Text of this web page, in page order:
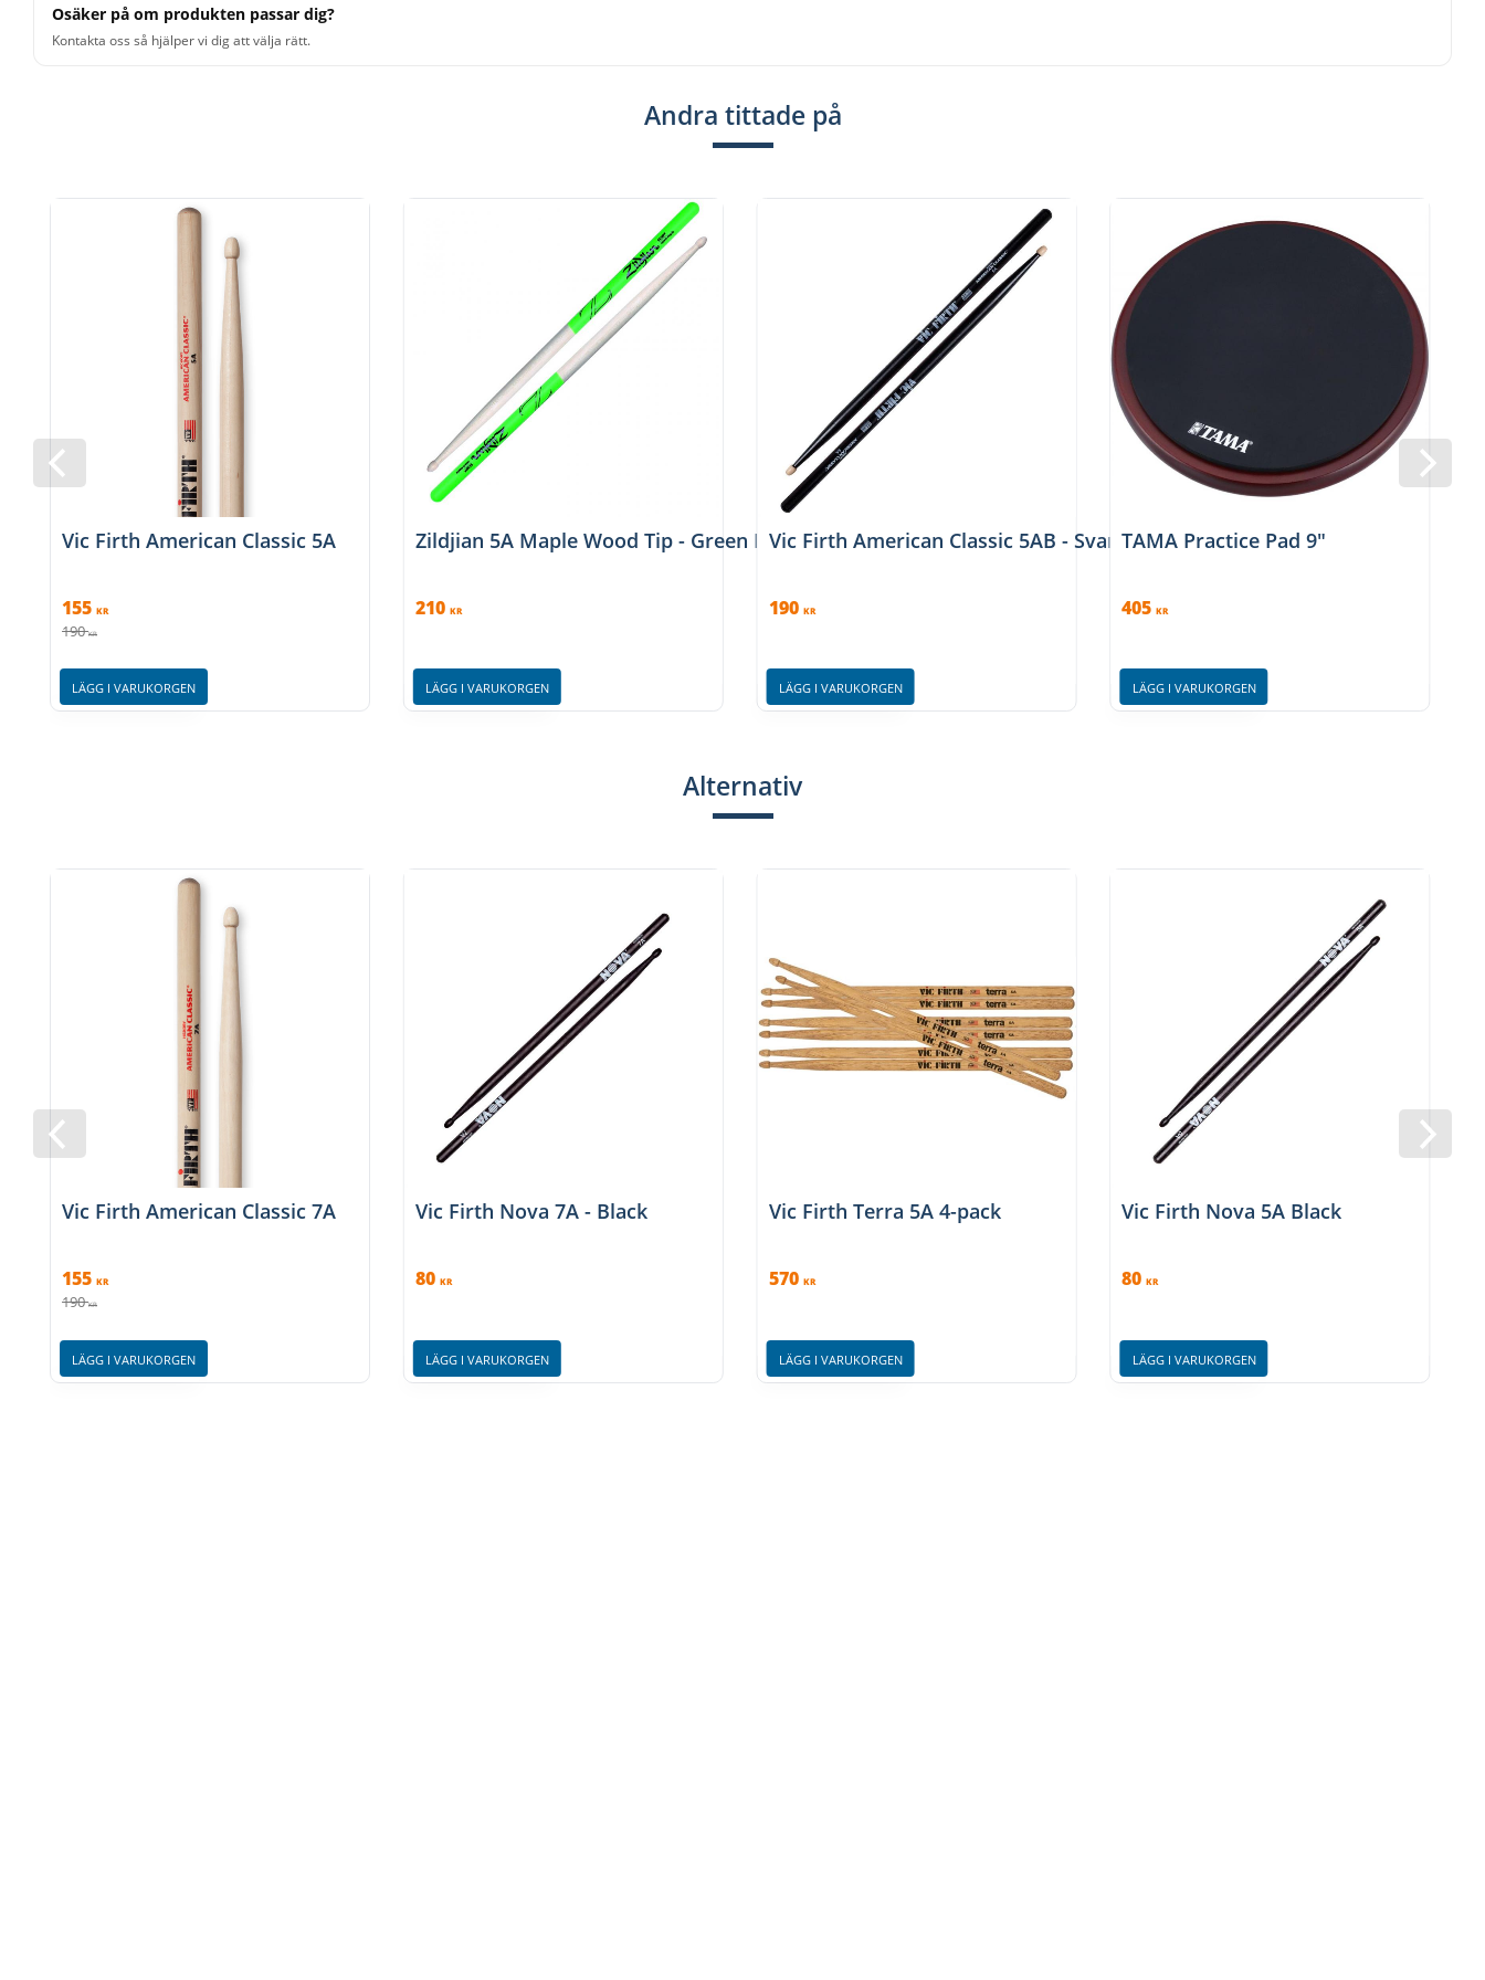
Osäker på om produkten passar dig?
Kontakta oss så hjälper vi dig att välja rätt.
Andra tittade på
Vic Firth American Classic 5A
155 KR
190 KR
LÄGG I VARUKORGEN
Zildjian 5A Maple Wood Tip - Green Dip
210 KR
LÄGG I VARUKORGEN
Vic Firth American Classic 5AB - Svart
190 KR
LÄGG I VARUKORGEN
TAMA Practice Pad 9"
405 KR
LÄGG I VARUKORGEN
Alternativ
Vic Firth American Classic 7A
155 KR
190 KR
LÄGG I VARUKORGEN
Vic Firth Nova 7A - Black
80 KR
LÄGG I VARUKORGEN
Vic Firth Terra 5A 4-pack
570 KR
LÄGG I VARUKORGEN
Vic Firth Nova 5A Black
80 KR
LÄGG I VARUKORGEN